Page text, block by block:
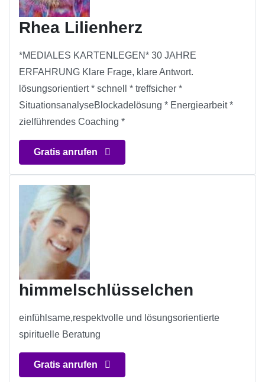
Rhea Lilienherz
*MEDIALES KARTENLEGEN* 30 JAHRE
ERFAHRUNG Klare Frage, klare Antwort.
lösungsorientiert * schnell * treffsicher *
SituationsanalyseBlockadelösung * Energiearbeit *
zielführendes Coaching *
Gratis anrufen
himmelschlüsselchen
einfühlsame,respektvolle und lösungsorientierte
spirituelle Beratung
Gratis anrufen